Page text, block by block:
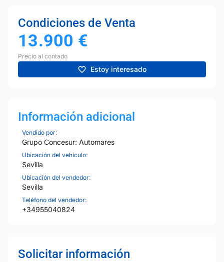
Condiciones de Venta
13.900 €
Precio al contado
Estoy interesado
Información adicional
Vendido por:
Grupo Concesur: Automares
Ubicación del vehículo:
Sevilla
Ubicación del vendedor:
Sevilla
Teléfono del vendedor:
+34955040824
Solicitar información